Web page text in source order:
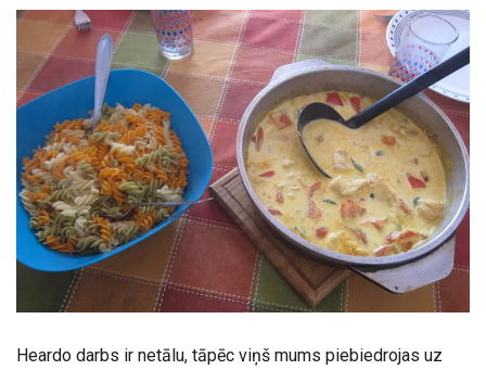
Heardo darbs ir netālu, tāpēc viņš mums piebiedrojas uz